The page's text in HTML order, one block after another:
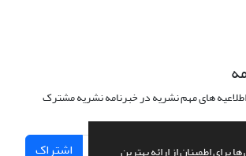
برای اطمینان از ارائه بهترین
اطلاعیه های مهم نشریه در خبرنامه نشریه مشترک
اشتراک